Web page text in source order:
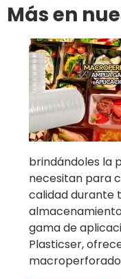
Más en
brindándoles la
necesitan para
calidad durante
gama de
Plasticser,